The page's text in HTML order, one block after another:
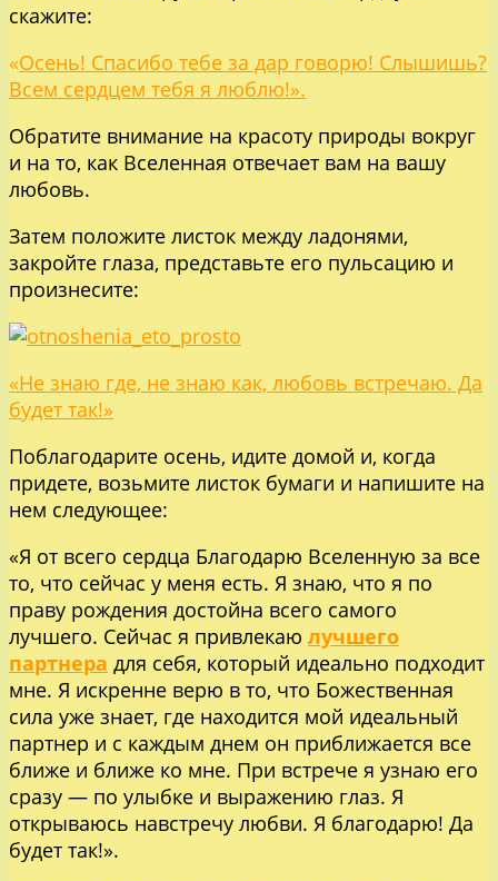
скажите:
«Осень! Спасибо тебе за дар говорю! Слышишь?
Всем сердцем тебя я люблю!».
Обратите внимание на красоту природы вокруг
и на то, как Вселенная отвечает вам на вашу
любовь.
Затем положите листок между ладонями,
закройте глаза, представьте его пульсацию и
произнесите:
«Не знаю где, не знаю как, любовь встречаю. Да
будет так!»
Поблагодарите осень, идите домой и, когда
придете, возьмите листок бумаги и напишите на
нем следующее:
«Я от всего сердца Благодарю Вселенную за все
то, что сейчас у меня есть. Я знаю, что я по
праву рождения достойна всего самого
лучшего. Сейчас я привлекаю лучшего
партнера для себя, который идеально подходит
мне. Я искренне верю в то, что Божественная
сила уже знает, где находится мой идеальный
партнер и с каждым днем он приближается все
ближе и ближе ко мне. При встрече я узнаю его
сразу — по улыбке и выражению глаз. Я
открываюсь навстречу любви. Я благодарю! Да
будет так!».